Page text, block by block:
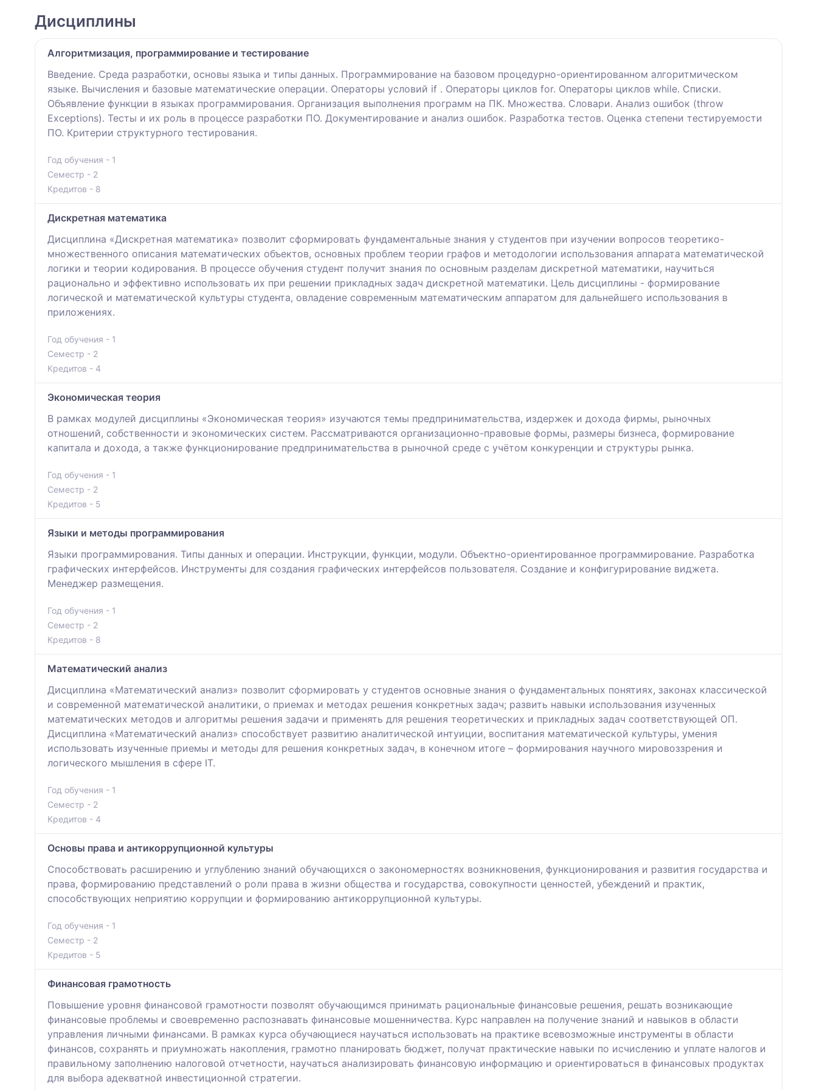
Дисциплины
Алгоритмизация, программирование и тестирование
Введение. Среда разработки, основы языка и типы данных. Программирование на базовом процедурно-ориентированном алгоритмическом
языке. Вычисления и базовые математические операции. Операторы условий if . Операторы циклов for. Операторы циклов while. Списки.
Объявление функции в языках программирования. Организация выполнения программ на ПК. Множества. Словари. Анализ ошибок (throw
Exceptions). Тесты и их роль в процессе разработки ПО. Документирование и анализ ошибок. Разработка тестов. Оценка степени тестируемости
ПО. Критерии структурного тестирования.
Год обучения - 1
Семестр - 2
Кредитов - 8
Дискретная математика
Дисциплина «Дискретная математика» позволит сформировать фундаментальные знания у студентов при изучении вопросов теоретико-
множественного описания математических объектов, основных проблем теории графов и методологии использования аппарата математической
логики и теории кодирования. В процессе обучения студент получит знания по основным разделам дискретной математики, научиться
рационально и эффективно использовать их при решении прикладных задач дискретной математики. Цель дисциплины - формирование
логической и математической культуры студента, овладение современным математическим аппаратом для дальнейшего использования в
приложениях.
Год обучения - 1
Семестр - 2
Кредитов - 4
Экономическая теория
В рамках модулей дисциплины «Экономическая теория» изучаются темы предпринимательства, издержек и дохода фирмы, рыночных
отношений, собственности и экономических систем. Рассматриваются организационно-правовые формы, размеры бизнеса, формирование
капитала и дохода, а также функционирование предпринимательства в рыночной среде с учётом конкуренции и структуры рынка.
Год обучения - 1
Семестр - 2
Кредитов - 5
Языки и методы программирования
Языки программирования. Типы данных и операции. Инструкции, функции, модули. Объектно-ориентированное программирование. Разработка
графических интерфейсов. Инструменты для создания графических интерфейсов пользователя. Создание и конфигурирование виджета.
Менеджер размещения.
Год обучения - 1
Семестр - 2
Кредитов - 8
Математический анализ
Дисциплина «Математический анализ» позволит сформировать у студентов основные знания о фундаментальных понятиях, законах классической
и современной математической аналитики, о приемах и методах решения конкретных задач; развить навыки использования изученных
математических методов и алгоритмы решения задачи и применять для решения теоретических и прикладных задач соответствующей ОП.
Дисциплина «Математический анализ» способствует развитию аналитической интуиции, воспитания математической культуры, умения
использовать изученные приемы и методы для решения конкретных задач, в конечном итоге – формирования научного мировоззрения и
логического мышления в сфере IT.
Год обучения - 1
Семестр - 2
Кредитов - 4
Основы права и антикоррупционной культуры
Способствовать расширению и углублению знаний обучающихся о закономерностях возникновения, функционирования и развития государства и
права, формированию представлений о роли права в жизни общества и государства, совокупности ценностей, убеждений и практик,
способствующих неприятию коррупции и формированию антикоррупционной культуры.
Год обучения - 1
Семестр - 2
Кредитов - 5
Финансовая грамотность
Повышение уровня финансовой грамотности позволят обучающимся принимать рациональные финансовые решения, решать возникающие
финансовые проблемы и своевременно распознавать финансовые мошенничества. Курс направлен на получение знаний и навыков в области
управления личными финансами. В рамках курса обучающиеся научаться использовать на практике всевозможные инструменты в области
финансов, сохранять и приумножать накопления, грамотно планировать бюджет, получат практические навыки по исчислению и уплате налогов и
правильному заполнению налоговой отчетности, научаться анализировать финансовую информацию и ориентироваться в финансовых продуктах
для выбора адекватной инвестиционной стратегии.